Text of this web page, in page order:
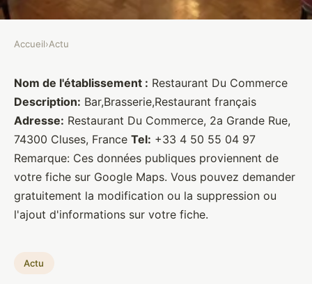
Restaurant Du Commerce
Brasseurs• 27 janvier 2022• 1 min de lecture
Accueil›Actu
Nom de l'établissement : Restaurant Du Commerce
Description: Bar,Brasserie,Restaurant français
Adresse: Restaurant Du Commerce, 2a Grande Rue,
74300 Cluses, France Tel: +33 4 50 55 04 97
Remarque: Ces données publiques proviennent de
votre fiche sur Google Maps. Vous pouvez demander
gratuitement la modification ou la suppression ou
l'ajout d'informations sur votre fiche.
Actu